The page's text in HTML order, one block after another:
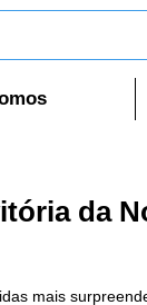
da
mais